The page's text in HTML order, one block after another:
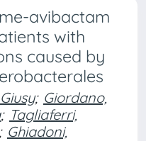
avibactam
with
caused by
; Giordano,
; Tagliaferri,
Ghiadoni,